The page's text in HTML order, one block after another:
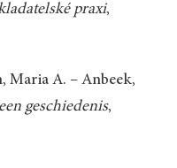
praxi,
Maria A. – Anbeek,
geschiedenis,